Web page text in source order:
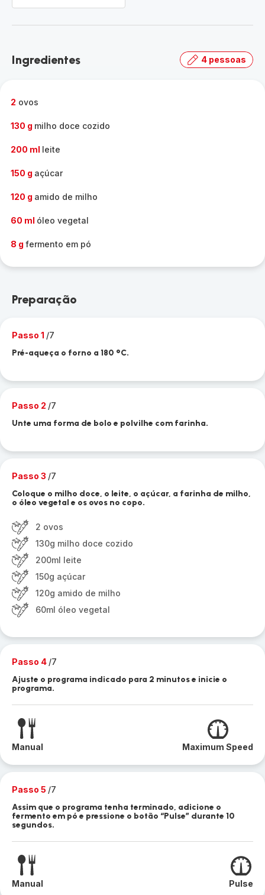
Ingredientes 4 pessoas
2 ovos
130 g milho doce cozido
200 ml leite
150 g açúcar
120 g amido de milho
60 ml óleo vegetal
8 g fermento em pó
Preparação
Passo 1 /7
Pré-aqueça o forno a 180 °C.
Passo 2 /7
Unte uma forma de bolo e polvilhe com farinha.
Passo 3 /7
Coloque o milho doce, o leite, o açúcar, a farinha de milho,
o óleo vegetal e os ovos no copo.
2 ovos
130g milho doce cozido
200ml leite
150g açúcar
120g amido de milho
60ml óleo vegetal
Passo 4 /7
Ajuste o programa indicado para 2 minutos e inicie o
programa.
Manual Maximum Speed
Passo 5 /7
Assim que o programa tenha terminado, adicione o
fermento em pó e pressione o botão “Pulse” durante 10
segundos.
Manual Pulse